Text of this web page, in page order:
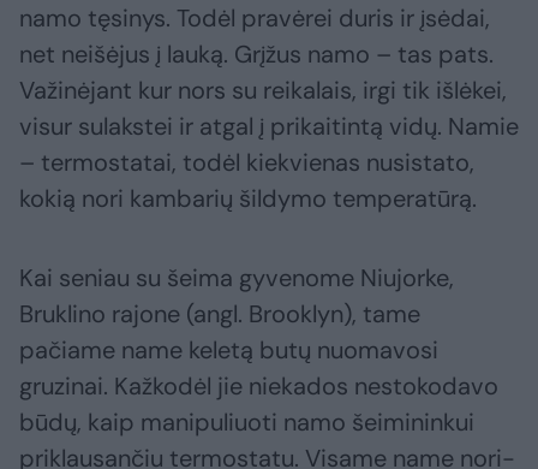
namo tęsinys. Todėl pravėrei duris ir įsėdai,
net neišėjus į lauką. Grįžus namo – tas pats.
Važinėjant kur nors su reikalais, irgi tik išlėkei,
visur sulakstei ir atgal į prikaitintą vidų. Namie
– termostatai, todėl kiekvienas nusistato,
kokią nori kambarių šildymo temperatūrą.
Kai seniau su šeima gyvenome Niujorke,
Bruklino rajone (angl. Brooklyn), tame
pačiame name keletą butų nuomavosi
gruzinai. Kažkodėl jie niekados nestokodavo
būdų, kaip manipuliuoti namo šeimininkui
priklausančiu termostatu. Visame name nori-